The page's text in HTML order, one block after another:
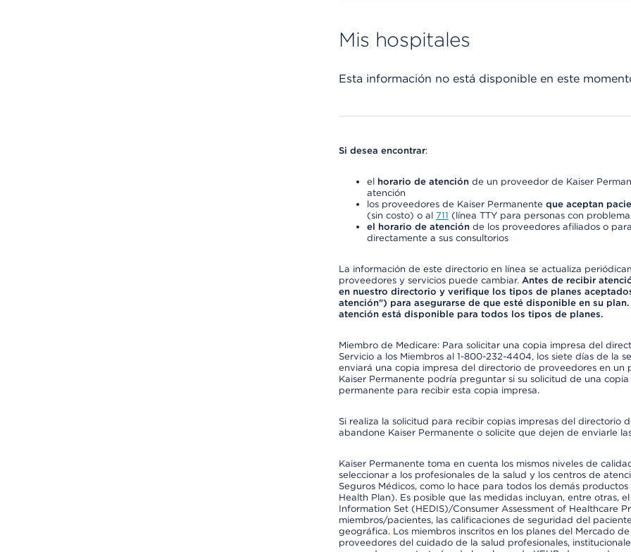
Mis hospitales
Esta información no está disponible en este
Si desea encontrar:
el horario de atenciónde un proveedor de Kaiser
atención
los proveedores de Kaiser Permanente que aceptan
(sin costo) o al 711 (línea TTY para personas con
el horario de atenciónde los proveedores afiliados o
directamente a sus consultorios
La información de este directorio en línea se actualiza
proveedores y servicios puede cambiar. Antes de recibir
en nuestro directorio y verifique los tipos de planes
atención") para asegurarse de que esté disponible en su
atención está disponible para todos los tipos de planes.
Miembro de Medicare: Para solicitar una copia impresa del
Servicio a los Miembros al 1-800-232-4404, los siete días de la
enviará una copia impresa del directorio de proveedores en un
Kaiser Permanente podría preguntar si su solicitud de una
permanente para recibir esta copia impresa.
Si realiza la solicitud para recibir copias impresas del directorio
abandone Kaiser Permanente o solicite que dejen de enviarle
Kaiser Permanente toma en cuenta los mismos niveles de
seleccionar a los profesionales de la salud y los centros de
Seguros Médicos, como lo hace para todos los demás
Health Plan). Es posible que las medidas incluyan, entre otras,
Information Set (HEDIS)/Consumer Assessment of Healthcare
miembros/pacientes, las calificaciones de seguridad del
geográfica. Los miembros inscritos en los planes del Mercado
proveedores del cuidado de la salud profesionales,